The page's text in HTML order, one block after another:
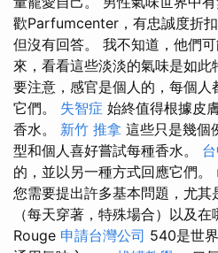
歡Parfumcenter，有忠誠度折
但沒有回答。 我不知道，他們
來，看看這些淡淡的氣味是如此
要注意，感官是個人的，每個
它們。 失智症 始終值得根據皮
香水。 新竹 推拿 這些只是幾個
型和個人喜好嘗試每種香水。
的，並以另一種方式回應它們。
您需要提出許多基本問題，尤
（每天穿著，特殊場合）以及
Rouge 申請台灣公司 540是世